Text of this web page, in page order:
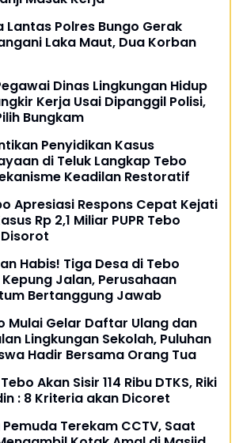
Lantas Polres Bungo Gerak
Laka Maut, Dua Korban
Dinas Lingkungan Hidup
Kerja Usai Dipanggil Polisi,
Bungkam
Penyidikan Kasus
di Teluk Langkap Tebo
Keadilan Restoratif
Apresiasi Respons Cepat Kejati
Rp 2,1 Miliar PUPR Tebo
Habis! Tiga Desa di Tebo
Jalan, Perusahaan
Bertanggung Jawab
Mulai Gelar Daftar Ulang dan
Lingkungan Sekolah, Puluhan
Hadir Bersama Orang Tua
Akan Sisir 114 Ribu DTKS, Riki
: 8 Kriteria akan Dicoret
Terekam CCTV, Saat